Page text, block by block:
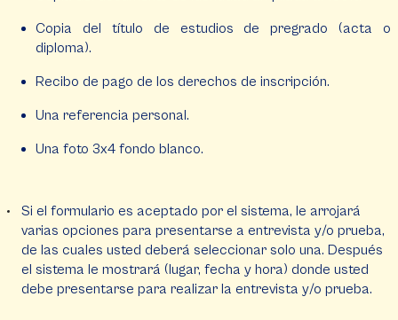
Copia del título de estudios de pregrado (acta o
diploma).
Recibo de pago de los derechos de inscripción.
Una referencia personal.
Una foto 3x4 fondo blanco.
Si el formulario es aceptado por el sistema, le arrojará
varias opciones para presentarse a entrevista y/o prueba,
de las cuales usted deberá seleccionar solo una. Después
el sistema le mostrará (lugar, fecha y hora) donde usted
debe presentarse para realizar la entrevista y/o prueba.